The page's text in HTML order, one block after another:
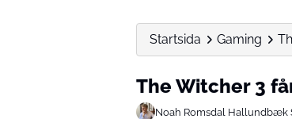
Startsida Gaming
The Witcher 3
Noah Romsdal Hallundbæk